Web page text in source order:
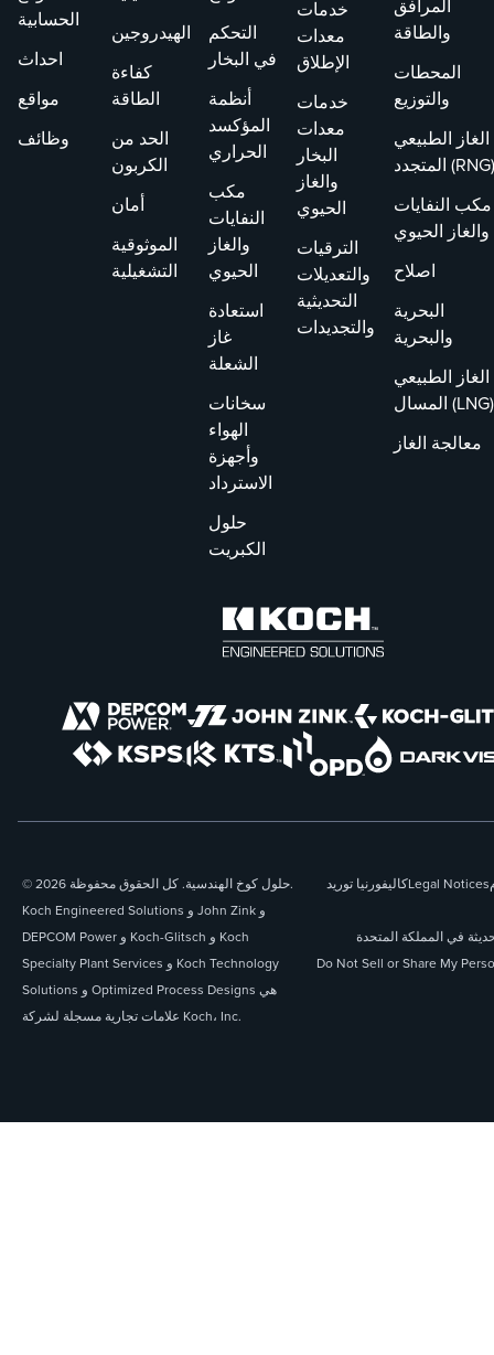
الحسابية
احداث
مواقع
وظائف
الهيدروجين
كفاءة
الطاقة
الحد من
الكربون
أمان
الموثوقية
التشغيلية
التحكم
في البخار
أنظمة
المؤكسد
الحراري
مكب
النفايات
والغاز
الحيوي
استعادة
غاز
الشعلة
سخانات
الهواء
وأجهزة
الاسترداد
حلول
الكبريت
خدمات
معدات
الإطلاق
خدمات
معدات
البخار
والغاز
الحيوي
الترقيات
والتعديلات
التحديثية
والتجديدات
المرافق
والطاقة
المحطات
والتوزيع
الغاز الطبيعي
المتجدد (RNG)
مكب النفايات
والغاز الحيوي
اصلاح
البحرية
والبحرية
الغاز الطبيعي
المسال (LNG)
معالجة الغاز
© 2026 حلول كوخ الهندسية. كل الحقوق محفوظة.
Koch Engineered Solutions و John Zink و
DEPCOM Power و Koch-Glitsch و Koch
Specialty Plant Services و Koch Technology
Solutions و Optimized Process Designs هي
علامات تجارية مسجلة لشركة Koch، Inc.
كاليفورنيا توريدLegal Notices
في المملكة المتحدة
Do Not Sell or Share My